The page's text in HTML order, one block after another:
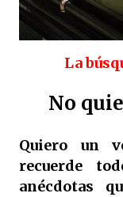
La
No
Quiero un
recuerde
anécdotas